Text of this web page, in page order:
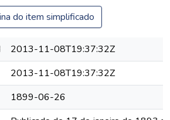
do item simplificado
2013-11-08T19:37:32Z
2013-11-08T19:37:32Z
1899-06-26